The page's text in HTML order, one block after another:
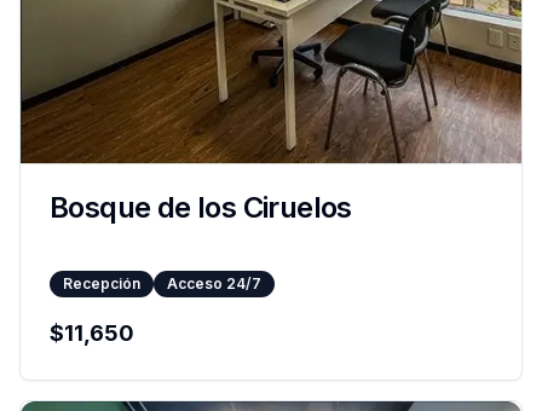
Bosque de los Ciruelos
Recepción Acceso 24/7
$11,650